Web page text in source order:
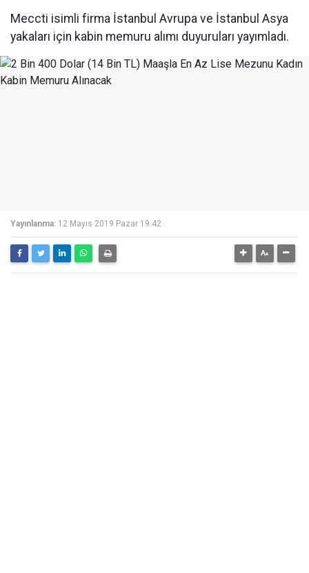
Meccti isimli firma İstanbul Avrupa ve İstanbul Asya
yakaları için kabin memuru alımı duyuruları yayımladı.
Yayınlanma: 12 Mayıs 2019 Pazar 19:42